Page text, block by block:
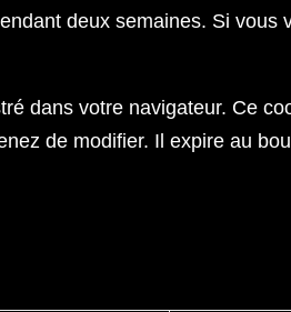
deux semaines. Si vous
dans votre navigateur. Ce
de modifier. Il expire au